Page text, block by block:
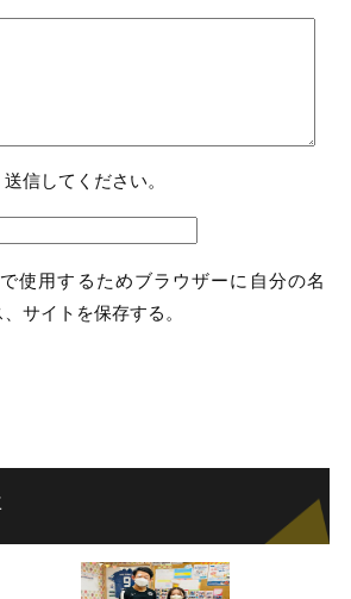
信してください。
使用するためブラウザーに自分の名
サイトを保存する。